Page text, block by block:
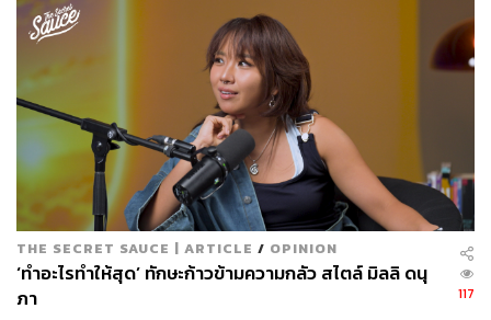
THE SECRET SAUCE | ARTICLE / OPINION
‘ทำอะไรทำให้สุด’ ทักษะก้าวข้ามความกลัว สไตล์ มิลลิ ดนุ
ภา
117